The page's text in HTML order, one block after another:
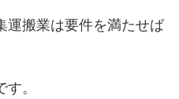
運搬業は要件を満たせば
。